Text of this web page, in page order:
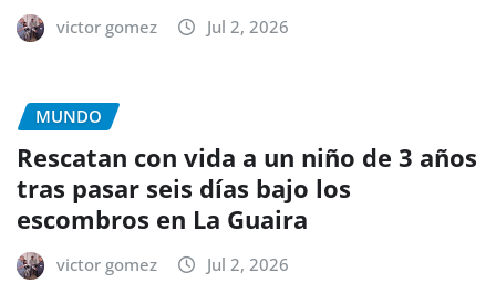
victor gomez Jul 2, 2026
MUNDO
Rescatan con vida a un niño de 3 años
tras pasar seis días bajo los
escombros en La Guaira
victor gomez Jul 2, 2026